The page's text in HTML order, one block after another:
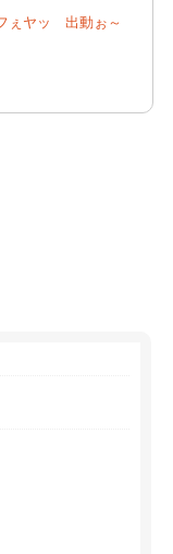
ぇヤッ 出動ぉ～